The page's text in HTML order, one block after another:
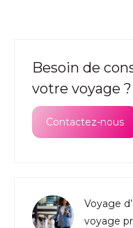
Besoin de
votre voyage ?
Contactez-nous
Voyage
voyage